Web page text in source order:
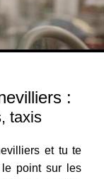
:
taxis
et tu te
le point sur les